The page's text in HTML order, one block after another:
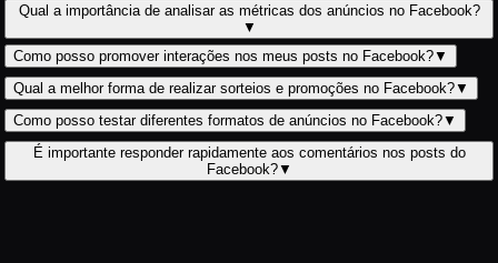
Qual a importância de analisar as métricas dos anúncios no Facebook?
▼
Como posso promover interações nos meus posts no Facebook?▼
Qual a melhor forma de realizar sorteios e promoções no Facebook?▼
Como posso testar diferentes formatos de anúncios no Facebook?▼
É importante responder rapidamente aos comentários nos posts do
Facebook?▼